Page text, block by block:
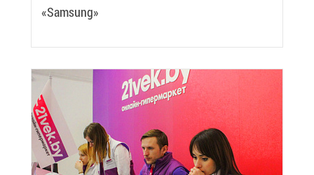
«Samsung»